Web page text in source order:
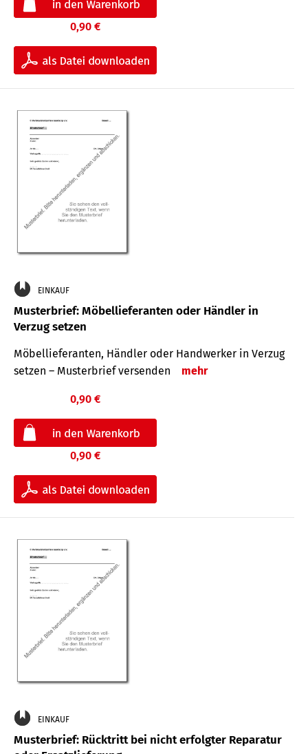
0,90 €
EINKAUF
Musterbrief: Möbellieferanten oder Händler in
Verzug setzen
Möbellieferanten, Händler oder Handwerker in Verzug
setzen – Musterbrief versenden
mehr
0,90 €
0,90 €
EINKAUF
Musterbrief: Rücktritt bei nicht erfolgter Reparatur